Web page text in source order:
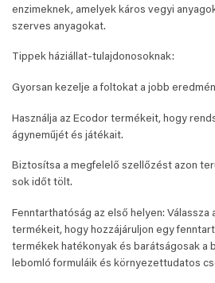
enzimeknek, amelyek káros vegyi
szerves anyagokat.
Tippek háziállat-tulajdonosoknak:
Gyorsan kezelje a foltokat a jobb
Használja az Ecodor termékeit, hogy
ágyneműjét és játékait.
Biztosítsa a megfelelő szellőzést azon
sok időt tölt.
Fenntarthatóság az első helyen:
termékeit, hogy hozzájáruljon egy
termékek hatékonyak és barátságosak a
lebomló formuláik és környezettudatos